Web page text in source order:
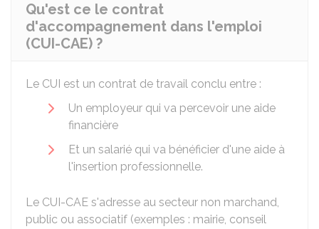
Qu'est ce le contrat
d'accompagnement dans l'emploi
(CUI-CAE) ?
Le CUI est un contrat de travail conclu entre :
Un employeur qui va percevoir une aide
financière
Et un salarié qui va bénéficier d'une aide à
l'insertion professionnelle.
Le CUI-CAE s'adresse au secteur non marchand,
public ou associatif (exemples : mairie, conseil